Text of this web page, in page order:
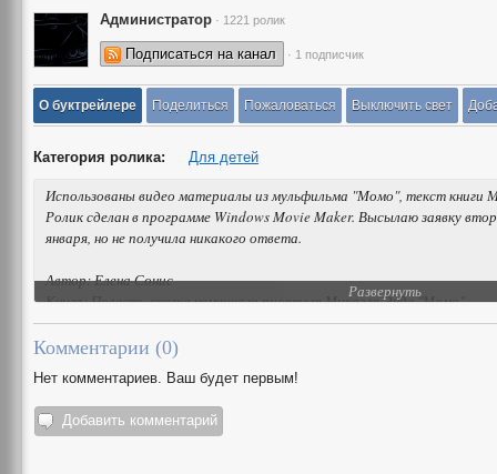
Администратор · 1221 ролик
Подписаться на канал · 1 подписчик
О буктрейлере Поделиться Пожаловаться Выключить свет
Категория ролика: Для детей
Использованы видео материалы из мульфильма "Момо", текст книги
Ролик сделан в программе Windows Movie Maker. Высылаю заявку
января, но не получила никакого ответа.
Автор: Елена Сонис
Книга: Повесть-сказка немецкого писателя Михаэля Энде "Момо"
Развернуть
Комментарии (0)
Нет комментариев. Ваш будет первым!
Добавить комментарий